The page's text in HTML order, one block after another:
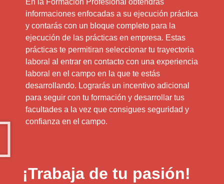
En la Formación Profesional obtendrás
informaciones enfocadas a su ejecución práctica
y contarás con un bloque completo para la
ejecución de las prácticas en empresa. Estas
prácticas te permitiran seleccionar tu trayectoria
laboral al entrar en contacto con una experiencia
laboral en el campo en la que te estás
desarrollando. Lograrás un incentivo adicional
para seguir con tu formación y desarrollar tus
facultades a la vez que consigues seguridad y
confianza en el campo.
¡Trabaja de tu pasión!